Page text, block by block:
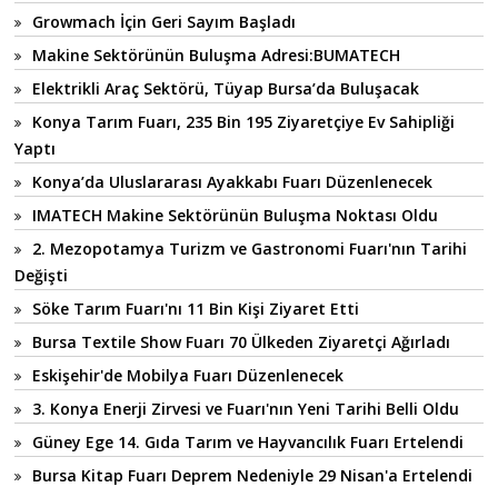
Growmach İçin Geri Sayım Başladı
Makine Sektörünün Buluşma Adresi:BUMATECH
Elektrikli Araç Sektörü, Tüyap Bursa’da Buluşacak
Konya Tarım Fuarı, 235 Bin 195 Ziyaretçiye Ev Sahipliği
Yaptı
Konya’da Uluslararası Ayakkabı Fuarı Düzenlenecek
IMATECH Makine Sektörünün Buluşma Noktası Oldu
2. Mezopotamya Turizm ve Gastronomi Fuarı'nın Tarihi
Değişti
Söke Tarım Fuarı'nı 11 Bin Kişi Ziyaret Etti
Bursa Textile Show Fuarı 70 Ülkeden Ziyaretçi Ağırladı
Eskişehir'de Mobilya Fuarı Düzenlenecek
3. Konya Enerji Zirvesi ve Fuarı'nın Yeni Tarihi Belli Oldu
Güney Ege 14. Gıda Tarım ve Hayvancılık Fuarı Ertelendi
Bursa Kitap Fuarı Deprem Nedeniyle 29 Nisan'a Ertelendi